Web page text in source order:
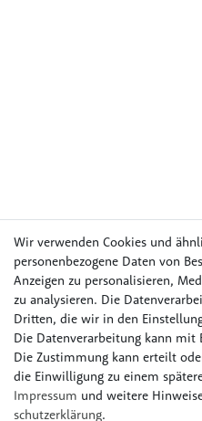
Wir verwenden Cookies und
personenbezogene Daten von
Anzeigen zu personalisieren,
zu analysieren. Die
Dritten, die wir in den
Die Datenverarbeitung kann mit
Die Zustimmung kann erteilt
die Einwilligung zu einem
Impressum und weitere
schutz­erklärung.